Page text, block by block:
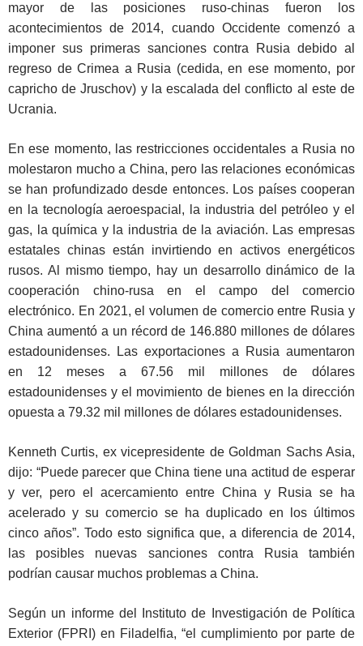
mayor de las posiciones ruso-chinas fueron los
acontecimientos de 2014, cuando Occidente comenzó a
imponer sus primeras sanciones contra Rusia debido al
regreso de Crimea a Rusia (cedida, en ese momento, por
capricho de Jruschov) y la escalada del conflicto al este de
Ucrania.
En ese momento, las restricciones occidentales a Rusia no
molestaron mucho a China, pero las relaciones económicas
se han profundizado desde entonces. Los países cooperan
en la tecnología aeroespacial, la industria del petróleo y el
gas, la química y la industria de la aviación. Las empresas
estatales chinas están invirtiendo en activos energéticos
rusos. Al mismo tiempo, hay un desarrollo dinámico de la
cooperación chino-rusa en el campo del comercio
electrónico. En 2021, el volumen de comercio entre Rusia y
China aumentó a un récord de 146.880 millones de dólares
estadounidenses. Las exportaciones a Rusia aumentaron
en 12 meses a 67.56 mil millones de dólares
estadounidenses y el movimiento de bienes en la dirección
opuesta a 79.32 mil millones de dólares estadounidenses.
Kenneth Curtis, ex vicepresidente de Goldman Sachs Asia,
dijo: “Puede parecer que China tiene una actitud de esperar
y ver, pero el acercamiento entre China y Rusia se ha
acelerado y su comercio se ha duplicado en los últimos
cinco años”. Todo esto significa que, a diferencia de 2014,
las posibles nuevas sanciones contra Rusia también
podrían causar muchos problemas a China.
Según un informe del Instituto de Investigación de Política
Exterior (FPRI) en Filadelfia, “el cumplimiento por parte de